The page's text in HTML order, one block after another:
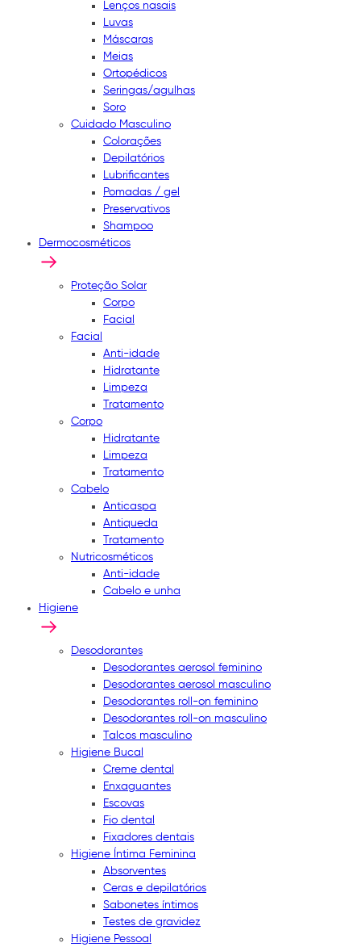
Lenços nasais
Luvas
Máscaras
Meias
Ortopédicos
Seringas/agulhas
Soro
Cuidado Masculino
Colorações
Depilatórios
Lubrificantes
Pomadas / gel
Preservativos
Shampoo
Dermocosméticos
Proteção Solar
Corpo
Facial
Facial
Anti-idade
Hidratante
Limpeza
Tratamento
Corpo
Hidratante
Limpeza
Tratamento
Cabelo
Anticaspa
Antiqueda
Tratamento
Nutricosméticos
Anti-idade
Cabelo e unha
Higiene
Desodorantes
Desodorantes aerosol feminino
Desodorantes aerosol masculino
Desodorantes roll-on feminino
Desodorantes roll-on masculino
Talcos masculino
Higiene Bucal
Creme dental
Enxaguantes
Escovas
Fio dental
Fixadores dentais
Higiene Íntima Feminina
Absorventes
Ceras e depilatórios
Sabonetes íntimos
Testes de gravidez
Higiene Pessoal